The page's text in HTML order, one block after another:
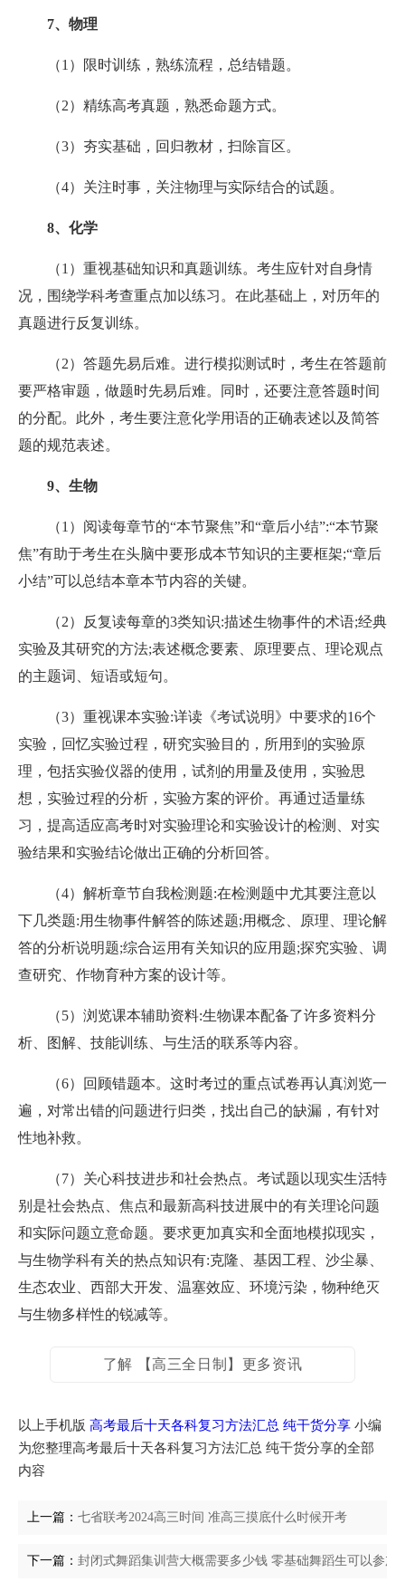
7、物理
（1）限时训练，熟练流程，总结错题。
（2）精练高考真题，熟悉命题方式。
（3）夯实基础，回归教材，扫除盲区。
（4）关注时事，关注物理与实际结合的试题。
8、化学
（1）重视基础知识和真题训练。考生应针对自身情
况，围绕学科考查重点加以练习。在此基础上，对历年的
真题进行反复训练。
（2）答题先易后难。进行模拟测试时，考生在答题前
要严格审题，做题时先易后难。同时，还要注意答题时间
的分配。此外，考生要注意化学用语的正确表述以及简答
题的规范表述。
9、生物
（1）阅读每章节的“本节聚焦”和“章后小结”:“本节聚
焦”有助于考生在头脑中要形成本节知识的主要框架;“章后
小结”可以总结本章本节内容的关键。
（2）反复读每章的3类知识:描述生物事件的术语;经典
实验及其研究的方法;表述概念要素、原理要点、理论观点
的主题词、短语或短句。
（3）重视课本实验:详读《考试说明》中要求的16个
实验，回忆实验过程，研究实验目的，所用到的实验原
理，包括实验仪器的使用，试剂的用量及使用，实验思
想，实验过程的分析，实验方案的评价。再通过适量练
习，提高适应高考时对实验理论和实验设计的检测、对实
验结果和实验结论做出正确的分析回答。
（4）解析章节自我检测题:在检测题中尤其要注意以
下几类题:用生物事件解答的陈述题;用概念、原理、理论解
答的分析说明题;综合运用有关知识的应用题;探究实验、调
查研究、作物育种方案的设计等。
（5）浏览课本辅助资料:生物课本配备了许多资料分
析、图解、技能训练、与生活的联系等内容。
（6）回顾错题本。这时考过的重点试卷再认真浏览一
遍，对常出错的问题进行归类，找出自己的缺漏，有针对
性地补救。
（7）关心科技进步和社会热点。考试题以现实生活特
别是社会热点、焦点和最新高科技进展中的有关理论问题
和实际问题立意命题。要求更加真实和全面地模拟现实，
与生物学科有关的热点知识有:克隆、基因工程、沙尘暴、
生态农业、西部大开发、温塞效应、环境污染，物种绝灭
与生物多样性的锐减等。
了解 【高三全日制】更多资讯
以上手机版 高考最后十天各科复习方法汇总 纯干货分享 小编
为您整理高考最后十天各科复习方法汇总 纯干货分享的全部
内容
上一篇： 七省联考2024高三时间 准高三摸底什么时候开考
下一篇： 封闭式舞蹈集训营大概需要多少钱 零基础舞蹈生可以参加